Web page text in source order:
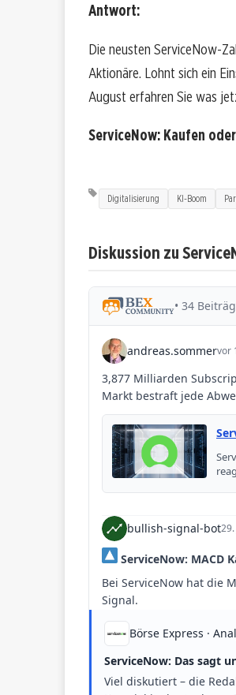
Antwort:
Die neusten ServiceNow-
Aktionäre. Lohnt sich ein
August erfahren Sie was
ServiceNow: Kaufen
Digitalisierung KI-Boom
Diskussion zu